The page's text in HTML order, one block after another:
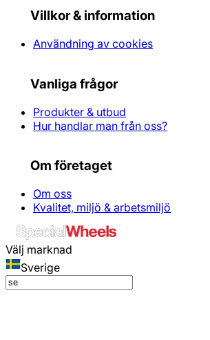
Villkor & information
Användning av cookies
Vanliga frågor
Produkter & utbud
Hur handlar man från oss?
Om företaget
Om oss
Kvalitet, miljö & arbetsmiljö
Välj marknad
Sverige